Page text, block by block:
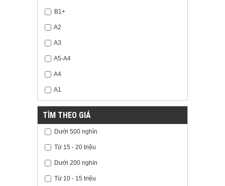
B1+
A2
A3
A5-A4
A4
A1
TÌM THEO GIÁ
Dưới 500 nghìn
Từ 15 - 20 triệu
Dưới 200 nghìn
Từ 10 - 15 triệu